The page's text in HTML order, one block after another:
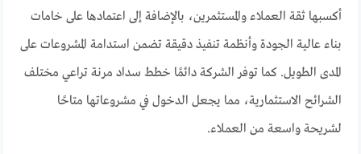
أكسبها ثقة العملاء والمستثمرين، بالإضافة إلى اعتمادها على خامات
بناء عالية الجودة وأنظمة تنفيذ دقيقة تضمن استدامة المشروعات على
المدى الطويل. كما توفر الشركة دائمًا خطط سداد مرنة تراعي مختلف
الشرائح الاستثمارية، مما يجعل الدخول في مشروعاتها متاحًا
لشريحة واسعة من العملاء.